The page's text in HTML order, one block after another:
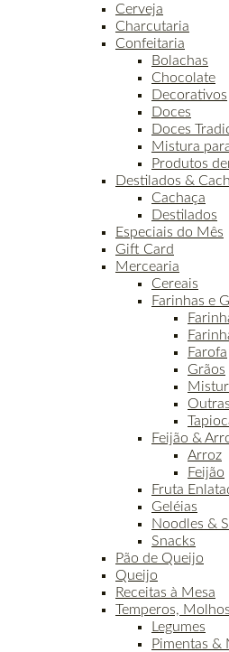
Cerveja
Charcutaria
Confeitaria
Bolachas
Chocolate
Decorativos
Doces
Doces
Mistura
Produtos
Destilados &
Cachaça
Destilados
Especiais do Mês
Gift Card
Mercearia
Cereais
Farinhas e
Farofa
Grãos
Feijão &
Arroz
Feijão
Fruta
Geléias
Noodles &
Snacks
Pão de Queijo
Queijo
Receitas à Mesa
Temperos,
Legumes
Pimentas &